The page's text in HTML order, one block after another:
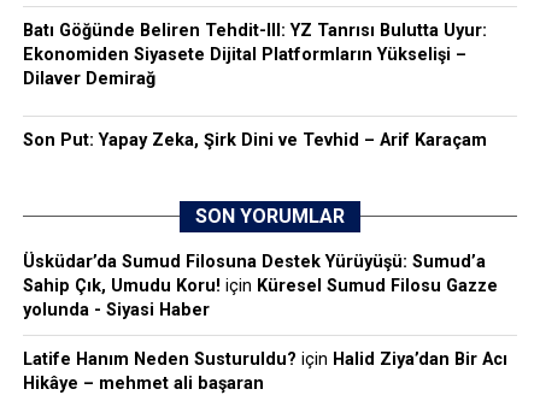
Batı Göğünde Beliren Tehdit-III: YZ Tanrısı Bulutta Uyur:
Ekonomiden Siyasete Dijital Platformların Yükselişi –
Dilaver Demirağ
Son Put: Yapay Zeka, Şirk Dini ve Tevhid – Arif Karaçam
SON YORUMLAR
Üsküdar’da Sumud Filosuna Destek Yürüyüşü: Sumud’a
Sahip Çık, Umudu Koru! için Küresel Sumud Filosu Gazze
yolunda - Siyasi Haber
Latife Hanım Neden Susturuldu? için Halid Ziya’dan Bir Acı
Hikâye – mehmet ali başaran